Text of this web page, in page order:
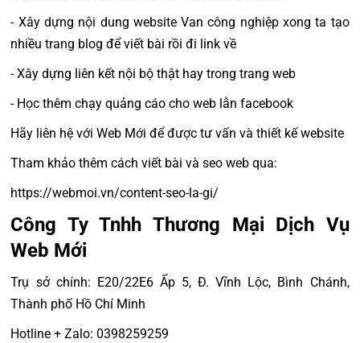
- Xây dựng nội dung website Van công nghiệp xong ta tạo
nhiều trang blog để viết bài rồi đi link về
- Xây dựng liên kết nội bộ thật hay trong trang web
- Học thêm chạy quảng cáo cho web lẫn facebook
Hãy liên hệ với Web Mới để được tư vấn và thiết kế website
Tham khảo thêm cách viết bài và seo web qua:
https://webmoi.vn/content-seo-la-gi/
Công Ty Tnhh Thương Mại Dịch Vụ
Web Mới
Trụ sở chính: E20/22E6 Ấp 5, Đ. Vĩnh Lộc, Bình Chánh,
Thành phố Hồ Chí Minh
Hotline + Zalo: 0398259259